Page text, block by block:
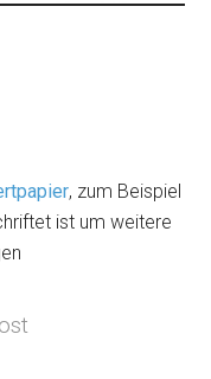
, zum Beispiel
ist um weitere